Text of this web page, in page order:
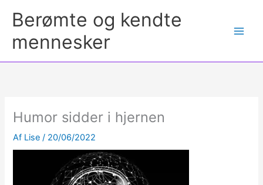
Berømte og kendte
mennesker
Humor sidder i hjernen
Af Lise/ 20/06/2022